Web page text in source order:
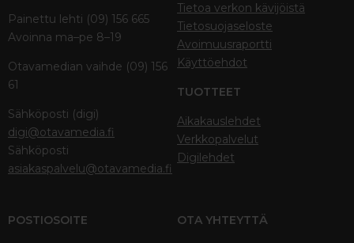
Painettu lehti (09) 156 665
Avoinna ma–pe 8–19
Otavamedian vaihde (09) 156
61
Sähköposti (digi)
digi@otavamedia.fi
Sähköposti
asiakaspalvelu@otavamedia.fi
Tietoa verkon kävijöistä
Tietosuojaseloste
Avoimuusraportti
Käyttöehdot
TUOTTEET
Aikakauslehdet
Verkkopalvelut
Digilehdet
POSTIOSOITE OTA YHTEYTTÄ